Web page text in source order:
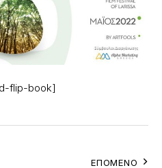
flip-book]
ΕΠΌΜΕΝΟ